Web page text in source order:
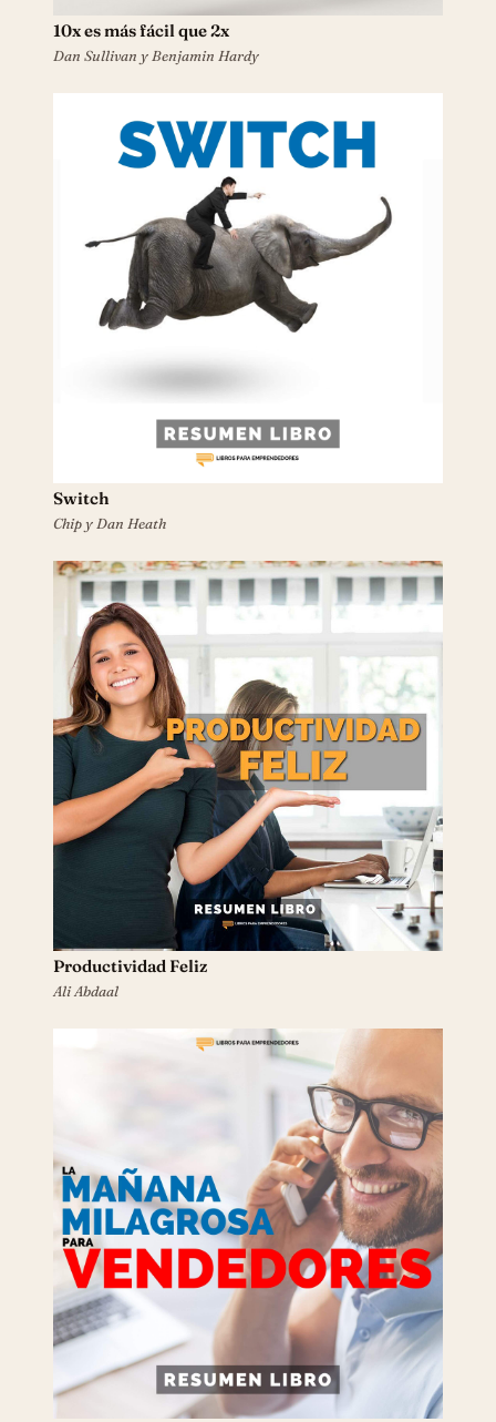
10x es más fácil que 2x
Dan Sullivan y Benjamin Hardy
Switch
Chip y Dan Heath
Productividad Feliz
Ali Abdaal